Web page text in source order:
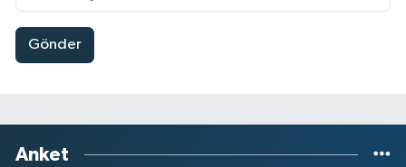
Gönder
Anket